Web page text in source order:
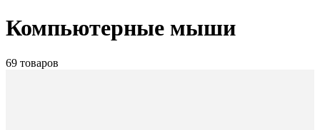
Компьютерные мыши
69 товаров